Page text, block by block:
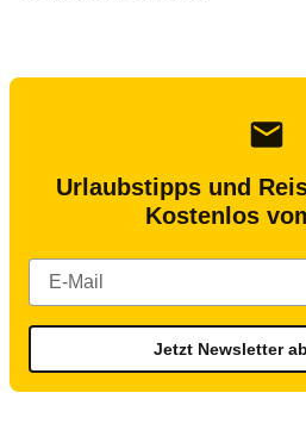
Urlaubstipps und
Kostenlos
Jetzt Newsletter